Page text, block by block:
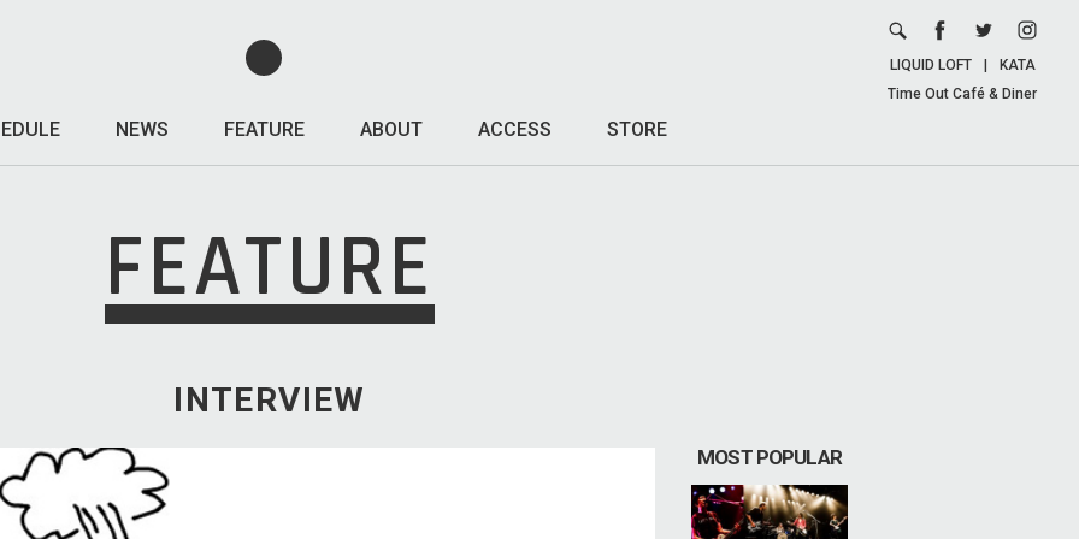
NEWS FEATURE ABOUT ACCESS STORE
LIQUID LOFT
KATA
Time Out Café & Diner
FEATURE
INTERVIEW
MOST POPULAR